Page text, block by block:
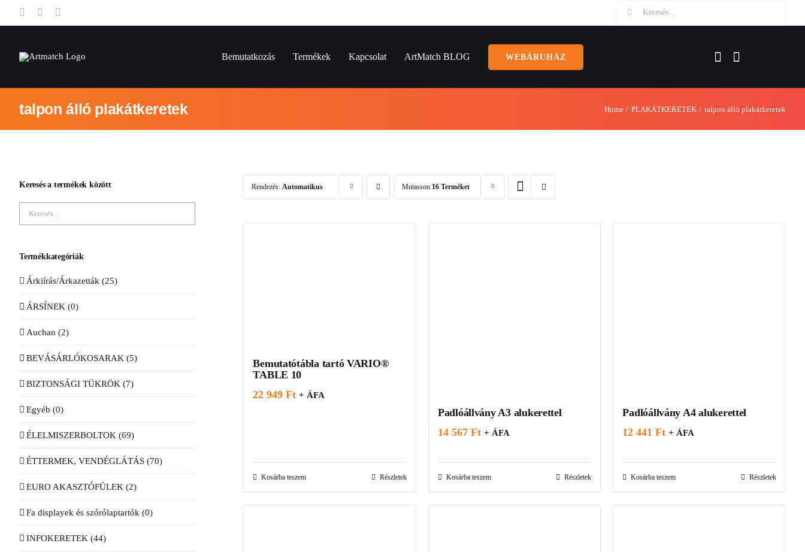
Bemutatkozás Termékek Kapcsolat ArtMatch BLOG WEBÁRUHÁZ
talpon álló plakátkeretek Home PLAKÁTKERETEK talpon álló plakátkeretek
Rendezés:Automatikus Mutasson 16 Terméket
Bemutatótábla tartó VARIO®
TABLE 10
22 949Ft + ÁFA
Kosárba teszem Részletek
Padlóállvány A3 alukerettel
14 567 Ft + ÁFA
Kosárba teszem Részletek
Padlóállvány A4 alukerettel
12 441Ft + ÁFA
Kosárba teszem Részletek
Keresés a termékek között
Termékkategóriák
Árkiírás/Árkazetták (25)
ÁRSÍNEK (0)
Auchan (2)
BEVÁSÁRLÓKOSARAK (5)
BIZTONSÁGI TÜKRÖK (7)
Egyéb (0)
ÉLELMISZERBOLTOK (69)
ÉTTERMEK, VENDÉGLÁTÁS (70)
EURO AKASZTÓFÜLEK (2)
Fa displayek és szórólaptartók (0)
INFOKERETEK (44)